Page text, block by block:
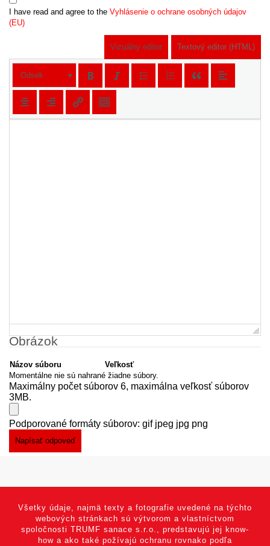
I have read and agree to the Vyhlásenie o ochrane osobných údajov
(EU)
Vizuálny editor Textový editor (HTML)
Odsek
Obrázok
Názov súboru
Veľkosť
Momentálne nie sú nahrané žiadne súbory.
Maximálny počet súborov 6, maximálna veľkosť súborov
3MB.
Podporované formáty súborov: gif jpeg jpg png
Všetky údaje, najmä texty a fotografie uvedené na týchto
webových stránkach sú výtvorom a vlastníctvom
spoločnosti TRUMF sanace s.r.o., predstavujú jej know-
how a ako také požívajú ochranu rovnako podľa